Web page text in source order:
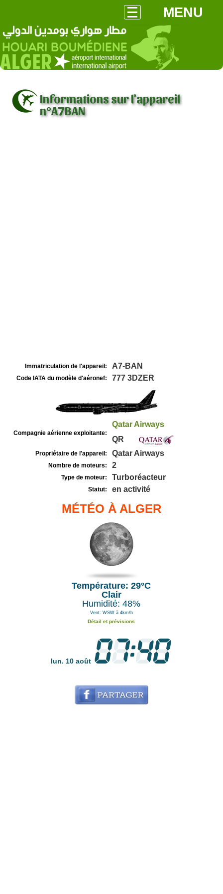
MENU
Informations sur l'appareil
n°A7BAN
Immatriculation de l'appareil: A7-BAN
Code IATA du modèle d'aéronef: 777 3DZER
Compagnie aérienne exploitante:
Qatar Airways
QR
Propriétaire de l'appareil: Qatar Airways
Nombre de moteurs: 2
Type de moteur: Turboréacteur
Statut: en activité
MÉTÉO À ALGER
Température: 29°C
Clair
Humidité: 48%
Vent: WSW à 4km/h
Détail et prévisions
lun. 10 août